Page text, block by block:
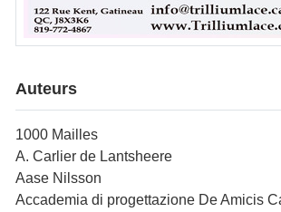
Auteurs
1000 Mailles
A. Carlier de Lantsheere
Aase Nilsson
Accademia di progettazione De Amicis